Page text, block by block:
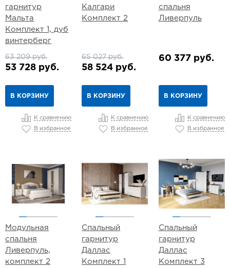
гарнитур
Мальта
Комплект 1, дуб
винтерберг
63 209 руб.
53 728 руб.
В КОРЗИНУ
К сравнению
В избранное
Калгари
Комплект 2
65 027 руб.
58 524 руб.
В КОРЗИНУ
К сравнению
В избранное
спальня
Ливерпуль
60 377 руб.
В КОРЗИНУ
К сравнению
В избранное
Модульная
спальня
Ливерпуль,
комплект 2
Спальный
гарнитур
Даллас
Комплект 1
Спальный
гарнитур
Даллас
Комплект 3